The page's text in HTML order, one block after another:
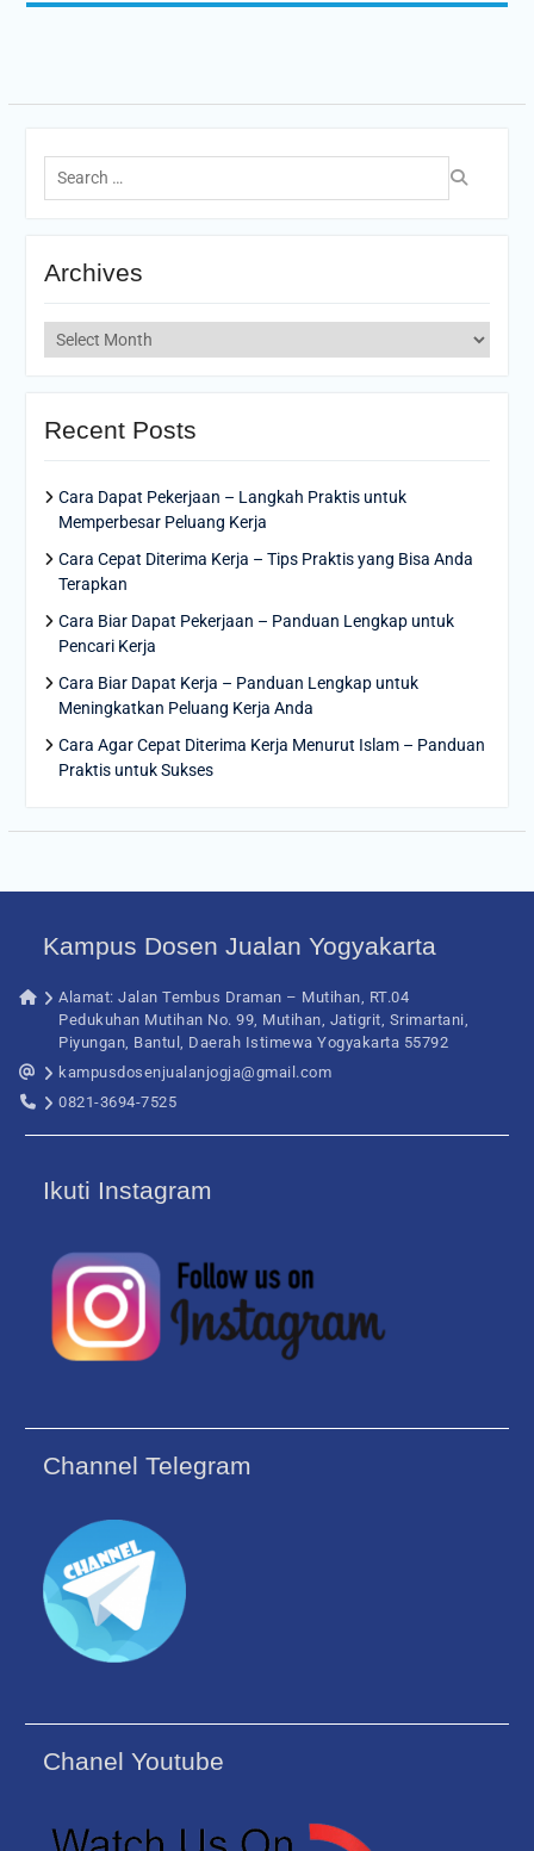
Search
for:
Archives
Archives
Recent Posts
Cara Dapat Pekerjaan – Langkah Praktis untuk
Memperbesar Peluang Kerja
Cara Cepat Diterima Kerja – Tips Praktis yang Bisa Anda
Terapkan
Cara Biar Dapat Pekerjaan – Panduan Lengkap untuk
Pencari Kerja
Cara Biar Dapat Kerja – Panduan Lengkap untuk
Meningkatkan Peluang Kerja Anda
Cara Agar Cepat Diterima Kerja Menurut Islam – Panduan
Praktis untuk Sukses
Kampus Dosen Jualan Yogyakarta
Alamat: Jalan Tembus Draman – Mutihan, RT.04
Pedukuhan Mutihan No. 99, Mutihan, Jatigrit, Srimartani,
Piyungan, Bantul, Daerah Istimewa Yogyakarta 55792
kampusdosenjualanjogja@gmail.com
0821-3694-7525
Ikuti Instagram
Channel Telegram
Chanel Youtube